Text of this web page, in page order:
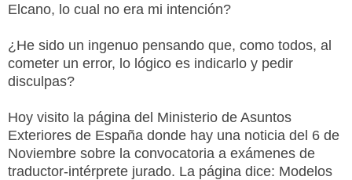
Elcano, lo cual no era mi intención?
¿He sido un ingenuo pensando que, como todos, al
cometer un error, lo lógico es indicarlo y pedir
disculpas?
Hoy visito la página del Ministerio de Asuntos
Exteriores de España donde hay una noticia del 6 de
Noviembre sobre la convocatoria a exámenes de
traductor-intérprete jurado. La página dice: Modelos